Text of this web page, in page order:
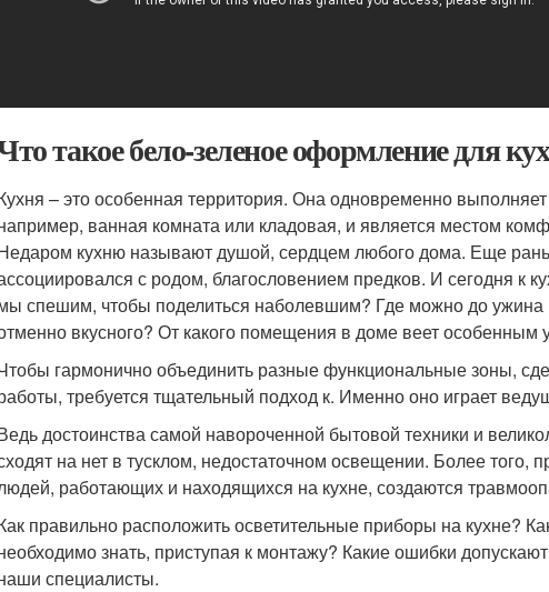
такое бело-зеленое оформление для
– это особенная территория. Она одновременно
ванная комната или кладовая, и является местом
кухню называют душой, сердцем любого дома. Еще
с родом, благословением предков. И сегодня к
спешим, чтобы поделиться наболевшим? Где можно до ужина
вкусного? От какого помещения в доме веет особенным
гармонично объединить разные функциональные зоны,
требуется тщательный подход к. Именно оно играет
достоинства самой навороченной бытовой техники и
на нет в тусклом, недостаточном освещении. Более того,
работающих и находящихся на кухне, создаются
правильно расположить осветительные приборы на кухне?
знать, приступая к монтажу? Какие ошибки
специалисты.